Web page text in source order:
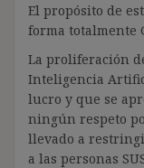
El propósito de
forma totalmente
La proliferación
Inteligencia
lucro y que se
ningún respeto
llevado a
a las personas